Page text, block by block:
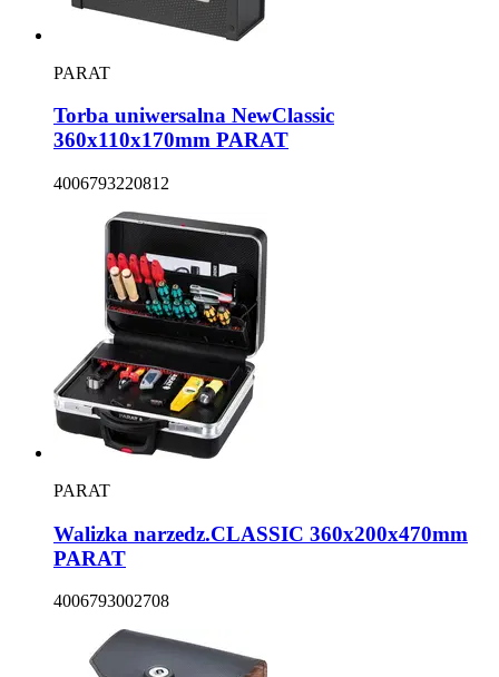
PARAT
Torba uniwersalna NewClassic
360x110x170mm PARAT
4006793220812
PARAT
Walizka narzedz.CLASSIC 360x200x470mm
PARAT
4006793002708